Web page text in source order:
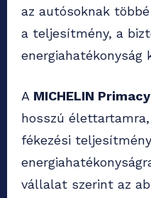
az autósoknak
a teljesítmény, a
energiahatékonyság
A MICHELIN
hosszú
fékezési
vállalat szerint az